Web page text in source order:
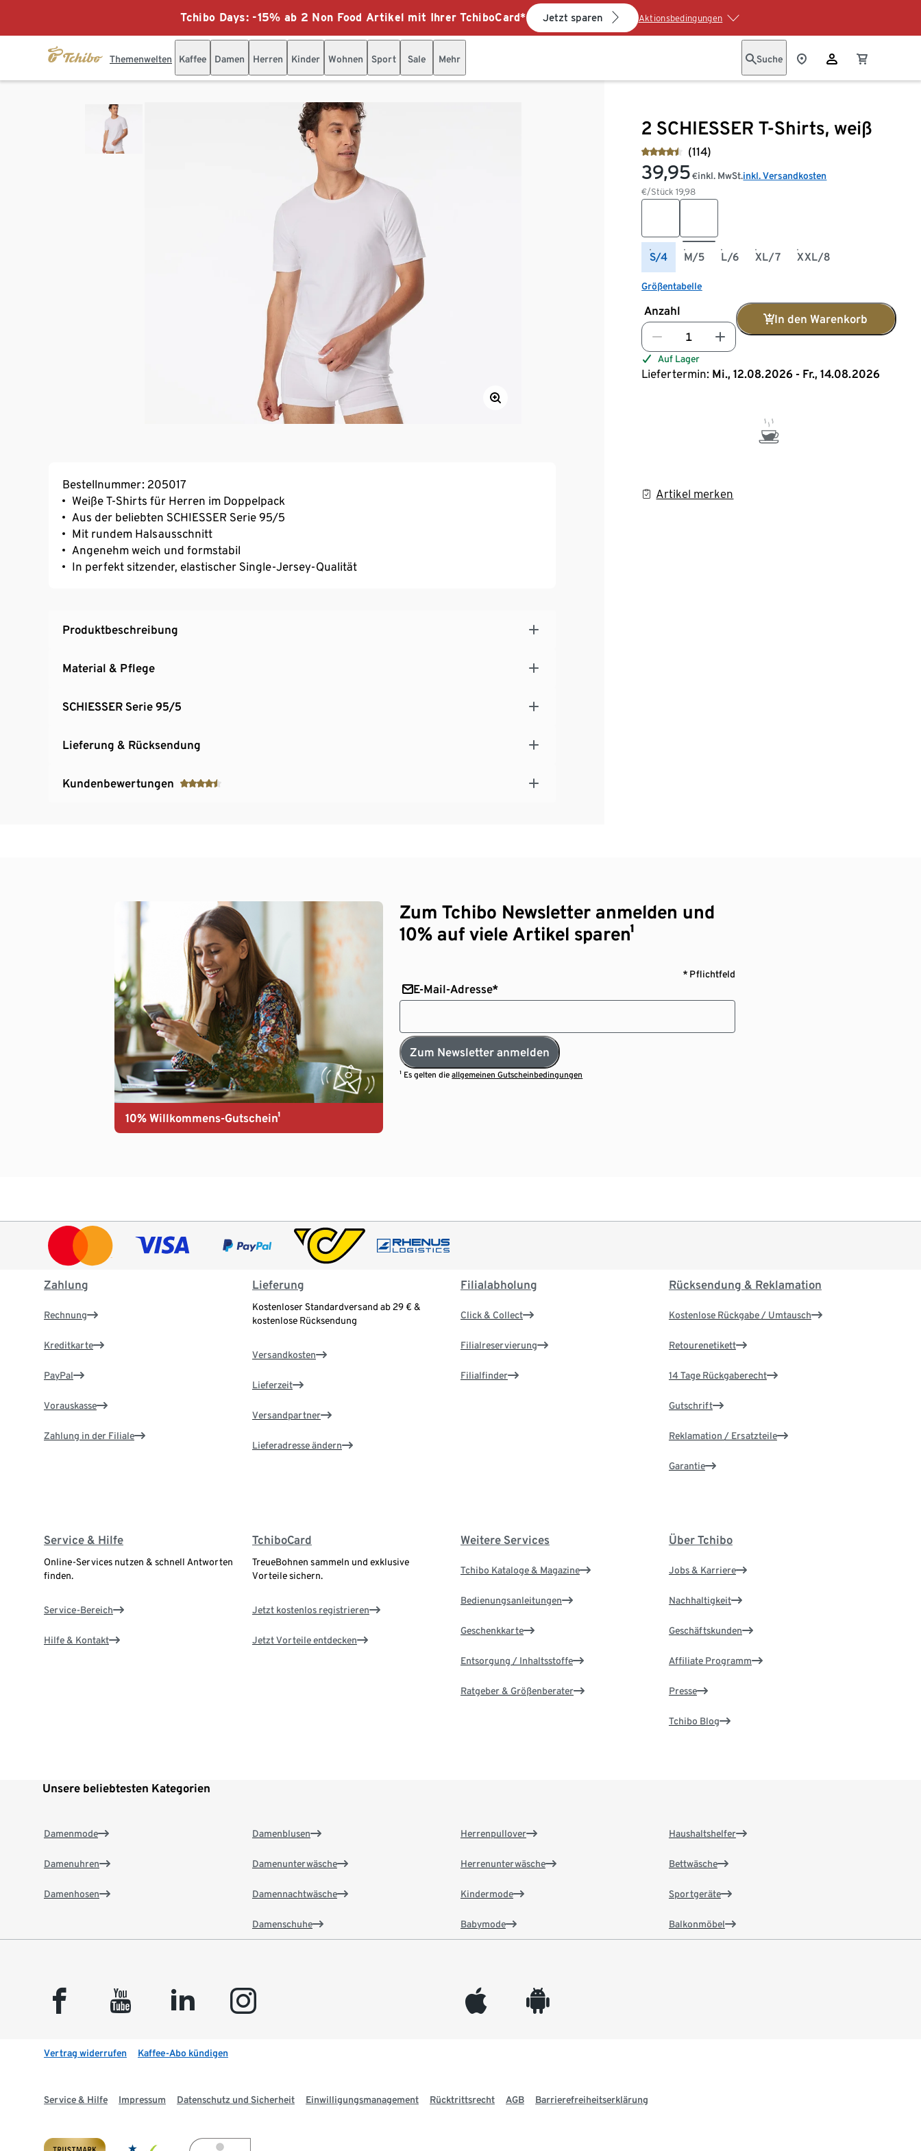
Tchibo Days: -15% ab 2 Non Food Artikel mit Ihrer TchiboCard* Jetzt sparen Aktionsbedingungen
Themenwelten Kaffee Damen Herren Kinder Wohnen Sport Sale Mehr Suche
2 SCHIESSER T-Shirts, weiß
(114)
39,95 €
€/Stück19,98
inkl. MwSt.inkl. Versandkosten
S/4 M/5 L/6 XL/7 XXL/8
Größentabelle
Anzahl
In den Warenkorb
Auf Lager
Liefertermin: Mi., 12.08.2026 - Fr., 14.08.2026
Artikel merken
Bestellnummer: 205017
Weiße T-Shirts für Herren im Doppelpack
Aus der beliebten SCHIESSER Serie 95/5
Mit rundem Halsausschnitt
Angenehm weich und formstabil
In perfekt sitzender, elastischer Single-Jersey-Qualität
Produktbeschreibung
Material & Pflege
SCHIESSER Serie 95/5
Lieferung & Rücksendung
Kundenbewertungen
10% Willkommens-Gutschein¹
Zum Tchibo Newsletter anmelden und
10% auf viele Artikel sparen¹
* Pflichtfeld
E-Mail-Adresse*
Zum Newsletter anmelden
¹ Es gelten dieallgemeinen Gutscheinbedingungen
Zahlung
Rechnung
Kreditkarte
PayPal
Vorauskasse
Zahlung in der Filiale
Lieferung
Kostenloser Standardversand ab 29 € &
kostenlose Rücksendung
Versandkosten
Lieferzeit
Versandpartner
Lieferadresse ändern
Filialabholung
Click & Collect
Filialreservierung
Filialfinder
Rücksendung & Reklamation
Kostenlose Rückgabe / Umtausch
Retourenetikett
14 Tage Rückgaberecht
Gutschrift
Reklamation / Ersatzteile
Garantie
Service & Hilfe
Online-Services nutzen & schnell Antworten
finden.
Service-Bereich
Hilfe & Kontakt
TchiboCard
TreueBohnen sammeln und exklusive
Vorteile sichern.
Jetzt kostenlos registrieren
Jetzt Vorteile entdecken
Weitere Services
Tchibo Kataloge & Magazine
Bedienungsanleitungen
Geschenkkarte
Entsorgung / Inhaltsstoffe
Ratgeber & Größenberater
Über Tchibo
Jobs & Karriere
Nachhaltigkeit
Geschäftskunden
Affiliate Programm
Presse
Tchibo Blog
Unsere beliebtesten Kategorien
Damenmode
Damenuhren
Damenhosen
Damenblusen
Damenunterwäsche
Damennachtwäsche
Damenschuhe
Herrenpullover
Herrenunterwäsche
Kindermode
Babymode
Haushaltshelfer
Bettwäsche
Sportgeräte
Balkonmöbel
facebook youtube linkedin instagram appleinc android
Vertrag widerrufen Kaffee-Abo kündigen
Service & Hilfe Impressum Datenschutz und Sicherheit Einwilligungsmanagement Rücktrittsrecht AGB Barrierefreiheitserklärung